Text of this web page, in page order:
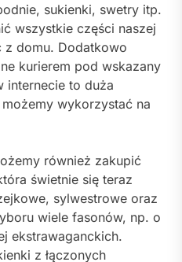
sukienki, swetry itp.
wszystkie części naszej
z domu. Dodatkowo
kurierem pod wskazany
internecie to duża
wykorzystać na
również zakupić
świetnie się teraz
sylwestrowe oraz
wiele fasonów, np. o
ekstrawaganckich.
z łączonych